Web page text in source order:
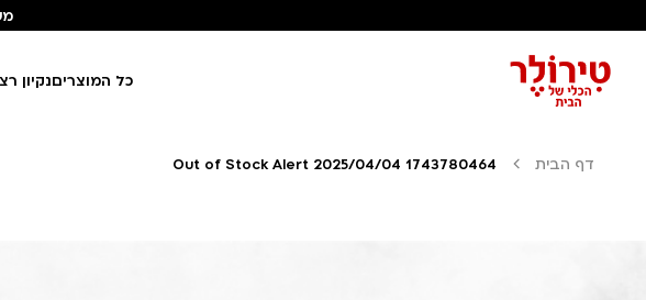
כל המוצריםנקיון
דף הבית Out of Stock Alert 2025/04/04 1743780464